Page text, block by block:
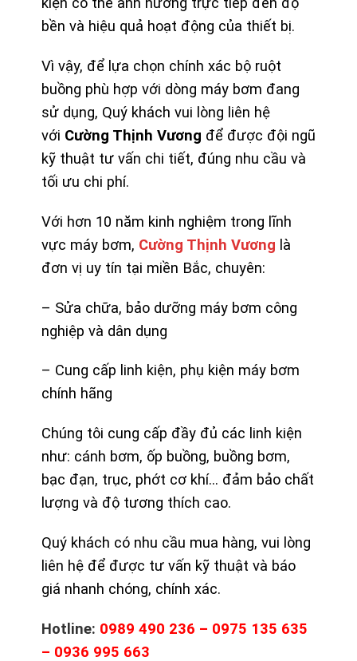
bền và hiệu quả hoạt động của thiết bị.
Vì vậy, để lựa chọn chính xác bộ ruột
buồng phù hợp với dòng máy bơm đang
sử dụng, Quý khách vui lòng liên hệ
với Cường Thịnh Vương để được đội ngũ
kỹ thuật tư vấn chi tiết, đúng nhu cầu và
tối ưu chi phí.
Với hơn 10 năm kinh nghiệm trong lĩnh
vực máy bơm, Cường Thịnh Vương là
đơn vị uy tín tại miền Bắc, chuyên:
– Sửa chữa, bảo dưỡng máy bơm công
nghiệp và dân dụng
– Cung cấp linh kiện, phụ kiện máy bơm
chính hãng
Chúng tôi cung cấp đầy đủ các linh kiện
như: cánh bơm, ốp buồng, buồng bơm,
bạc đạn, trục, phớt cơ khí… đảm bảo chất
lượng và độ tương thích cao.
Quý khách có nhu cầu mua hàng, vui lòng
liên hệ để được tư vấn kỹ thuật và báo
giá nhanh chóng, chính xác.
Hotline: 0989 490 236 – 0975 135 635
– 0936 995 663